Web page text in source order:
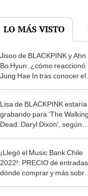
LO MÁS VISTO
Jisoo de BLACKPINK y Ahn
Bo Hyun: ¿cómo reaccionó
Jung Hae In tras conocer el
Lisa de BLACKPINK estaría
grabando para 'The Walking
Dead: Daryl Dixon', según
¡Llegó el Music Bank Chile
2022!: PRECIO de entradas,
dónde comprar y más sobre